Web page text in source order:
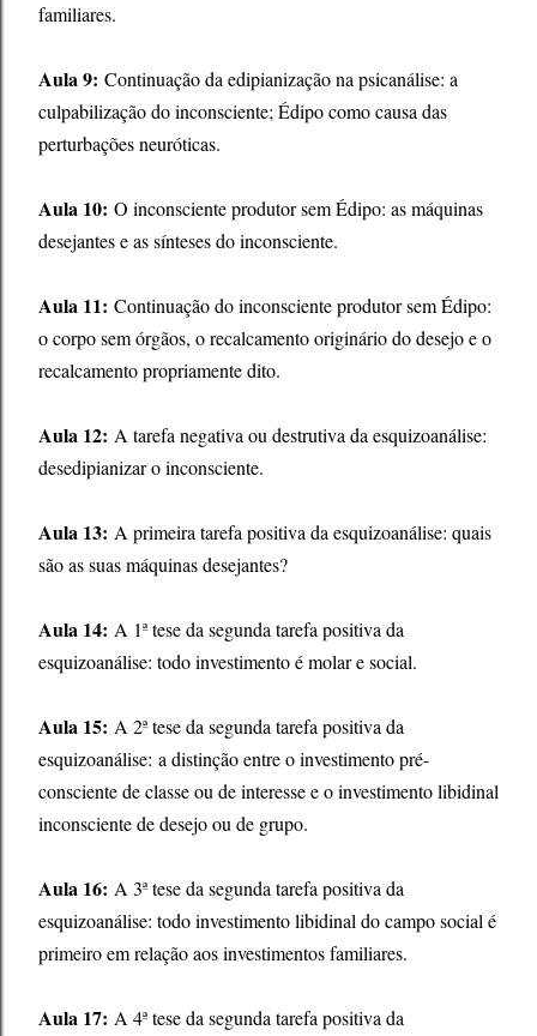
familiares.
Aula 9: Continuação da edipianização na psicanálise: a
culpabilização do inconsciente; Édipo como causa das
perturbações neuróticas.
Aula 10: O inconsciente produtor sem Édipo: as máquinas
desejantes e as sínteses do inconsciente.
Aula 11: Continuação do inconsciente produtor sem Édipo:
o corpo sem órgãos, o recalcamento originário do desejo e o
recalcamento propriamente dito.
Aula 12: A tarefa negativa ou destrutiva da esquizoanálise:
desedipianizar o inconsciente.
Aula 13: A primeira tarefa positiva da esquizoanálise: quais
são as suas máquinas desejantes?
Aula 14: A 1ª tese da segunda tarefa positiva da
esquizoanálise: todo investimento é molar e social.
Aula 15: A 2ª tese da segunda tarefa positiva da
esquizoanálise: a distinção entre o investimento pré-
consciente de classe ou de interesse e o investimento libidinal
inconsciente de desejo ou de grupo.
Aula 16: A 3ª tese da segunda tarefa positiva da
esquizoanálise: todo investimento libidinal do campo social é
primeiro em relação aos investimentos familiares.
Aula 17: A 4ª tese da segunda tarefa positiva da